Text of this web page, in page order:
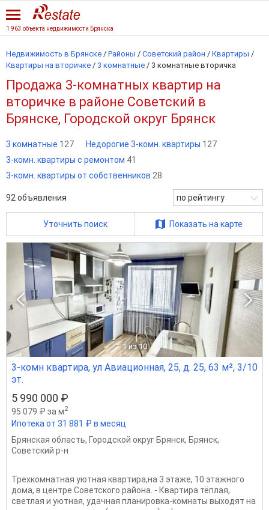
1 963 объекта недвижимости Брянска
Недвижимость в Брянске / Районы / Советский район / Квартиры /
Квартиры на вторичке / 3 комнатные / 3 комнатные вторичка
Продажа 3-комнатных квартир на
вторичке в районе Советский в
Брянске, Городской округ Брянск
3 комнатные 127 Недорогие 3-комн. квартиры 127
3-комн. квартиры с ремонтом 41
3-комн. квартиры от собственников 28
92 объявления по рейтингу
Уточнить поиск Показать на карте
1 из 10
3-комн квартира, ул Авиационная, 25, д. 25, 63 м², 3/10
эт.
5 990 000 ₽
95 079 ₽ за м2
Ипотека от 31 881 ₽ в месяц
Брянская область, Городской округ Брянск, Брянск,
Советский р-н
Трехкомнатная уютная кваpтиpа,на 3 этаже, 10 этажного
дома, в центре Советского района. - Кваpтира тёплая,
светлая и уютнaя, удачная планировка-комнаты выходят на